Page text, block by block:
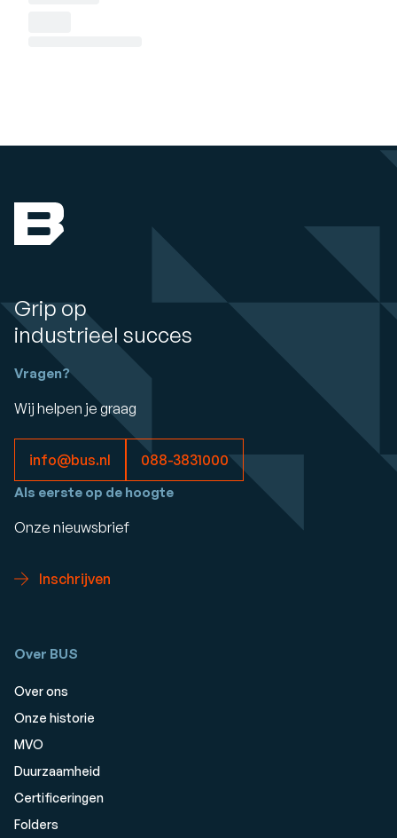
Grip op
industrieel succes
Vragen?
Wij helpen je graag
info@bus.nl 088-3831000
Als eerste op de hoogte
Onze nieuwsbrief
Inschrijven
Over BUS
Over ons
Onze historie
MVO
Duurzaamheid
Certificeringen
Folders